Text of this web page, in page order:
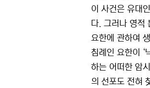
이 사건은 유대
다. 그러나 영적
요한에 관하여
침례인 요한이 ‘
하는 어떠한 암
의 선포도 전혀